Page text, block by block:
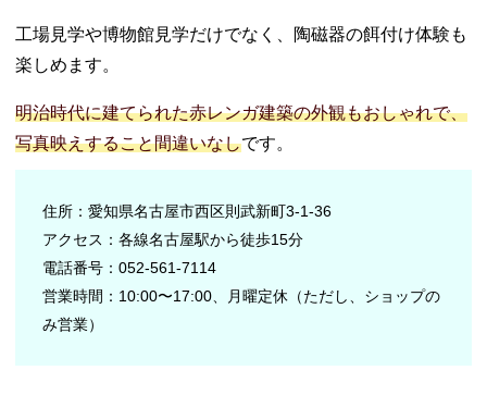
工場見学や博物館見学だけでなく、陶磁器の餌付け体験も
楽しめます。
明治時代に建てられた赤レンガ建築の外観もおしゃれで、
写真映えすること間違いなしです。
住所：愛知県名古屋市西区則武新町3-1-36
アクセス：各線名古屋駅から徒歩15分
電話番号：052-561-7114
営業時間：10:00〜17:00、月曜定休（ただし、ショップの
み営業）